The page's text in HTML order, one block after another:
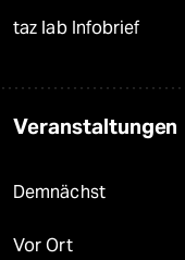
taz lab Infobrief
Veranstaltungen
Demnächst
Vor Ort